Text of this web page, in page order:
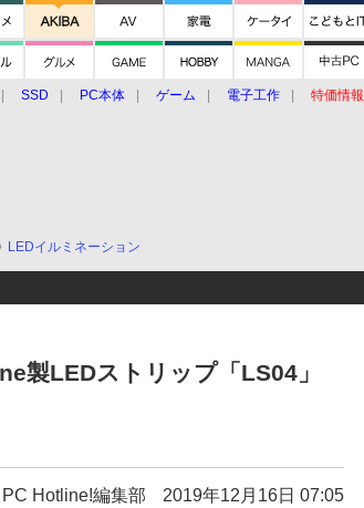
SSD PC本体 ゲーム 電子工作 特価情報
LEDイルミネーション
製LEDストリップ「LS04」
Hotline!編集部 2019年12月16日 07:05